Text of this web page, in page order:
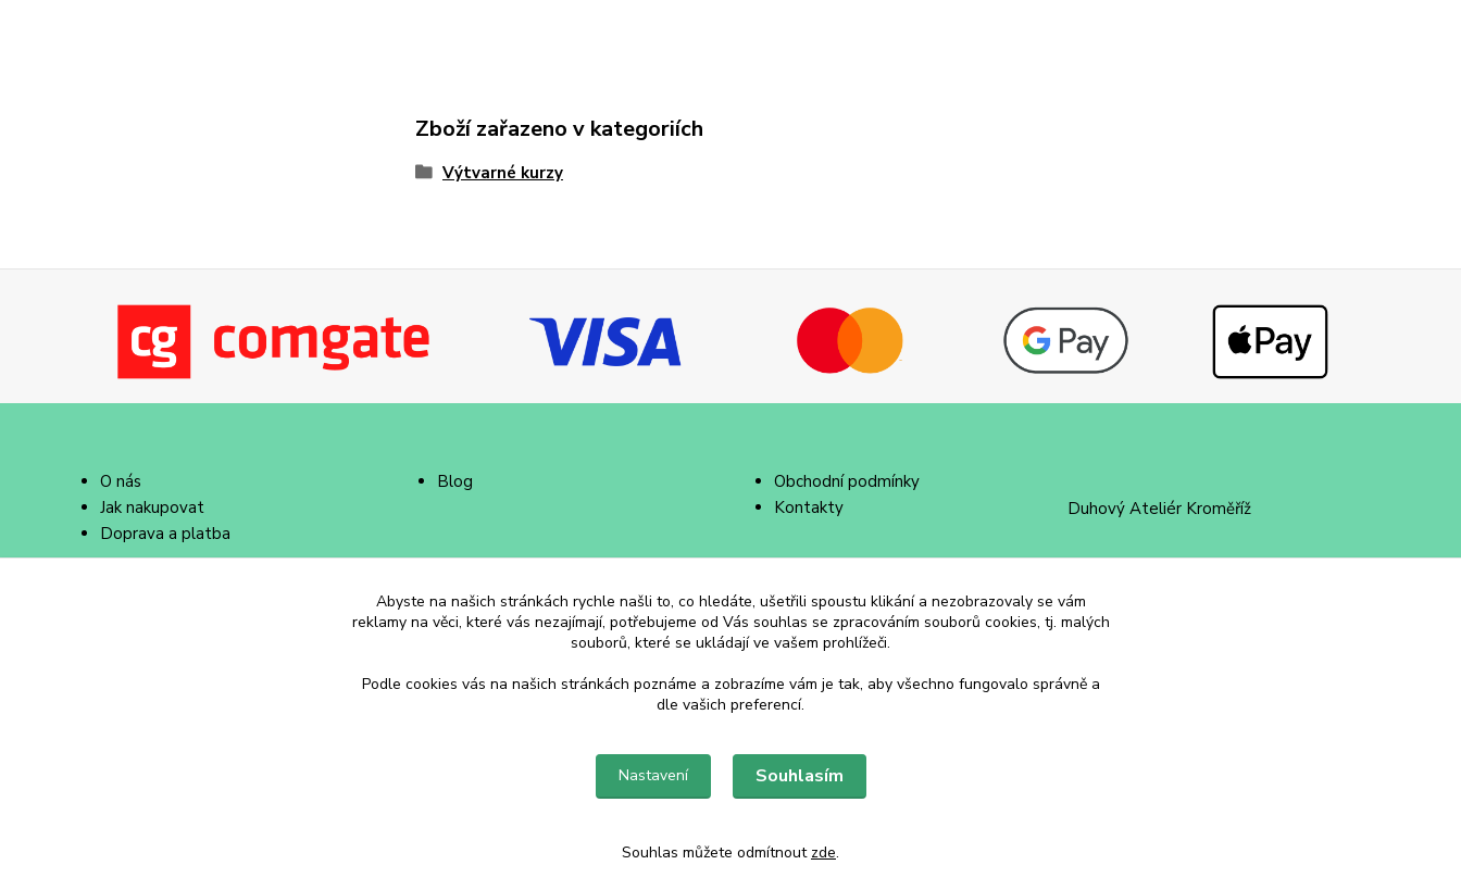
Zboží zařazeno v kategoriích
Výtvarné kurzy
O nás
Jak nakupovat
Doprava a platba
Blog
Obchodní podmínky
Kontakty
Duhový Ateliér Kroměříž
duhovyatelier@email.cz
Abyste na našich stránkách rychle našli to, co hledáte, ušetřili spoustu klikání a nezobrazovaly se vám
reklamy na věci, které vás nezajímají, potřebujeme od Vás souhlas se zpracováním souborů cookies, tj. malých
souborů, které se ukládají ve vašem prohlížeči.
Podle cookies vás na našich stránkách poznáme a zobrazíme vám je tak, aby všechno fungovalo správně a
dle vašich preferencí.
Nastavení Souhlasím
Souhlas můžete odmítnout zde.